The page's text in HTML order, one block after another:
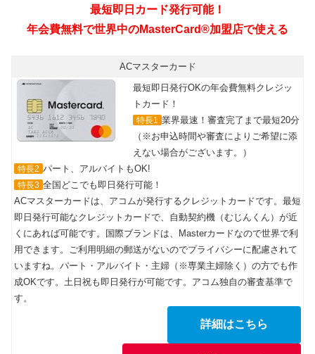
ACマスターカード
最短即日発行OKの年会費無料クレジッ
トカード！
特長1 業界最速！審査完了まで最短20分
（※お申込時間や審査によりご希望に添
えない場合がございます。）
特長2 パート、アルバイトもOK!
特長3 全国どこでも即日発行可能！
ACマスターカードは、アコムが発行するクレジットカードです。最短
即日発行可能なクレジットカードで、自動契約機（むじんくん）が近
くにあれば可能です。国際ブランドは、Masterカードなので世界で利
用できます。ご利用明細の郵送がないのでプライバシーに配慮されて
いますね。パート・アルバイト・主婦（※専業主婦除く）の方でも作
成OKです。土日祝も即日発行が可能です。アコム独自の審査基準で
す。
詳細はこちら